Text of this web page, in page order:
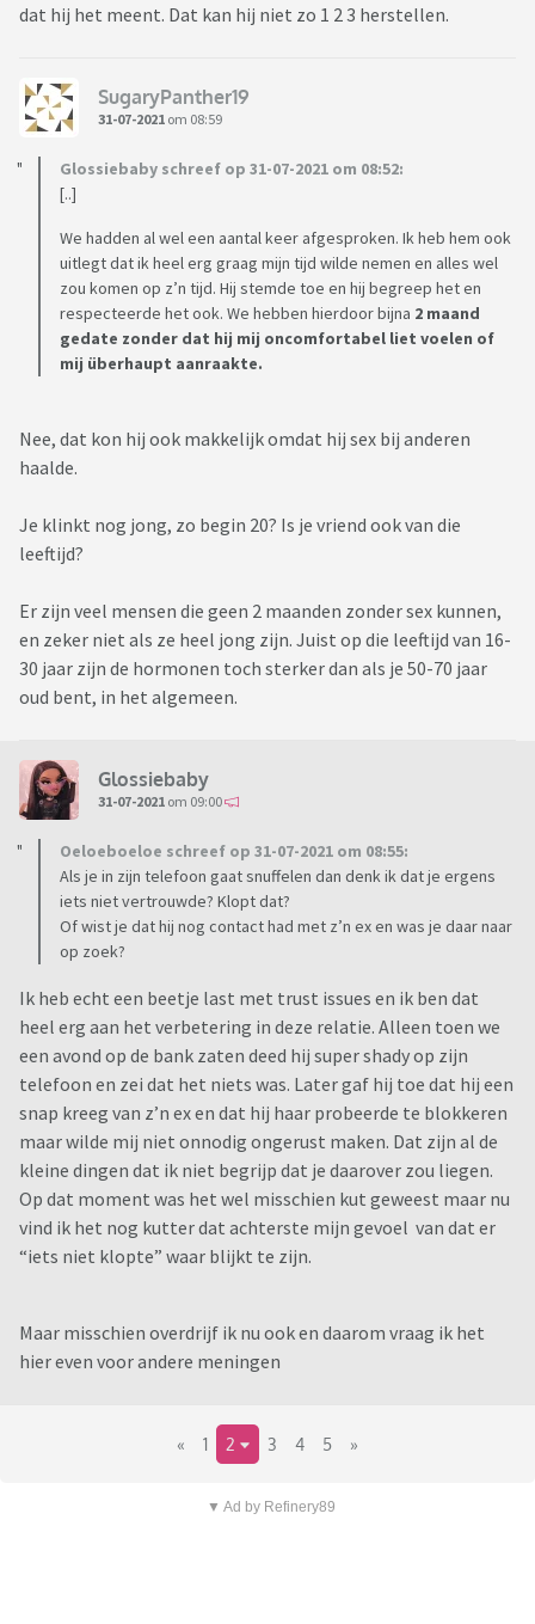
dat hij het meent. Dat kan hij niet zo 1 2 3 herstellen.
SugaryPanther19
31-07-2021 om 08:59
Glossiebaby schreef op 31-07-2021 om 08:52:
[..]
We hadden al wel een aantal keer afgesproken. Ik heb hem ook
uitlegt dat ik heel erg graag mijn tijd wilde nemen en alles wel
zou komen op z’n tijd. Hij stemde toe en hij begreep het en
respecteerde het ook. We hebben hierdoor bijna 2 maand
gedate zonder dat hij mij oncomfortabel liet voelen of
mij überhaupt aanraakte.
Nee, dat kon hij ook makkelijk omdat hij sex bij anderen
haalde.
Je klinkt nog jong, zo begin 20? Is je vriend ook van die
leeftijd?
Er zijn veel mensen die geen 2 maanden zonder sex kunnen,
en zeker niet als ze heel jong zijn. Juist op die leeftijd van 16-
30 jaar zijn de hormonen toch sterker dan als je 50-70 jaar
oud bent, in het algemeen.
Glossiebaby
31-07-2021 om 09:00
Oeloeboeloe schreef op 31-07-2021 om 08:55:
Als je in zijn telefoon gaat snuffelen dan denk ik dat je ergens
iets niet vertrouwde? Klopt dat?
Of wist je dat hij nog contact had met z’n ex en was je daar naar
op zoek?
Ik heb echt een beetje last met trust issues en ik ben dat
heel erg aan het verbetering in deze relatie. Alleen toen we
een avond op de bank zaten deed hij super shady op zijn
telefoon en zei dat het niets was. Later gaf hij toe dat hij een
snap kreeg van z’n ex en dat hij haar probeerde te blokkeren
maar wilde mij niet onnodig ongerust maken. Dat zijn al de
kleine dingen dat ik niet begrijp dat je daarover zou liegen.
Op dat moment was het wel misschien kut geweest maar nu
vind ik het nog kutter dat achterste mijn gevoel van dat er
“iets niet klopte” waar blijkt te zijn.
Maar misschien overdrijf ik nu ook en daarom vraag ik het
hier even voor andere meningen
« 1 2 3 4 5 »
▼ Ad by Refinery89